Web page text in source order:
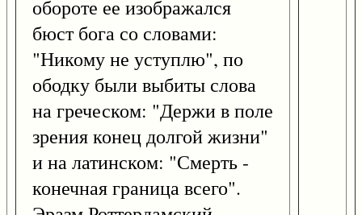
обороте ее изображался
бюст бога со словами:
"Никому не уступлю", по
ободку были выбиты слова
на греческом: "Держи в поле
зрения конец долгой жизни"
и на латинском: "Смерть -
конечная граница всего".